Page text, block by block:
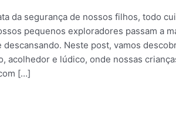
da segurança de nossos filhos, todo
pequenos exploradores passam a
descansando. Neste post, vamos
acolhedor e lúdico, onde nossas
[…]